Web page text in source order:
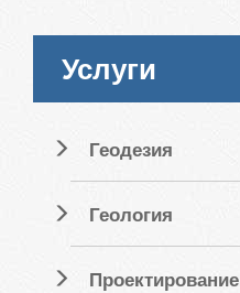
Услуги
Геодезия
Геология
Проектирование